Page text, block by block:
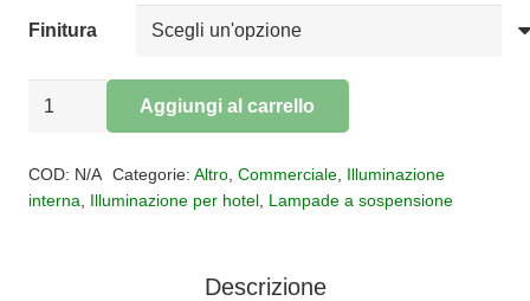
Finitura
SOSPENSIONE
LOGICO
Aggiungi al carrello
COD: N/A Categorie: Altro, Commerciale, Illuminazione
interna
Illuminazione per hotel Lampade a sospensione
Descrizione